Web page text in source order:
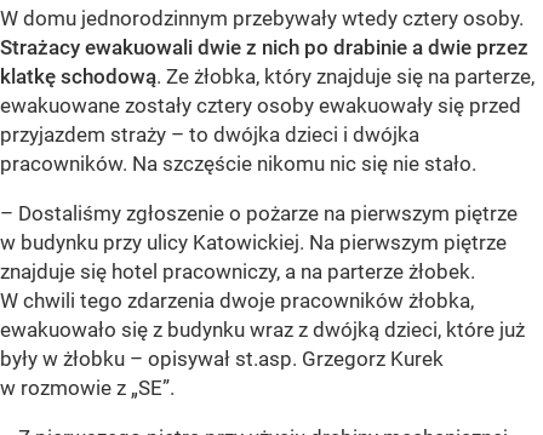
W domu jednorodzinnym przebywały wtedy cztery osoby.
Strażacy ewakuowali dwie z nich po drabinie a dwie przez
klatkę schodową. Ze żłobka, który znajduje się na parterze,
ewakuowane zostały cztery osoby ewakuowały się przed
przyjazdem straży – to dwójka dzieci i dwójka
pracowników. Na szczęście nikomu nic się nie stało.
– Dostaliśmy zgłoszenie o pożarze na pierwszym piętrze
w budynku przy ulicy Katowickiej. Na pierwszym piętrze
znajduje się hotel pracowniczy, a na parterze żłobek.
W chwili tego zdarzenia dwoje pracowników żłobka,
ewakuowało się z budynku wraz z dwójką dzieci, które już
były w żłobku – opisywał st.asp. Grzegorz Kurek
w rozmowie z „SE”.